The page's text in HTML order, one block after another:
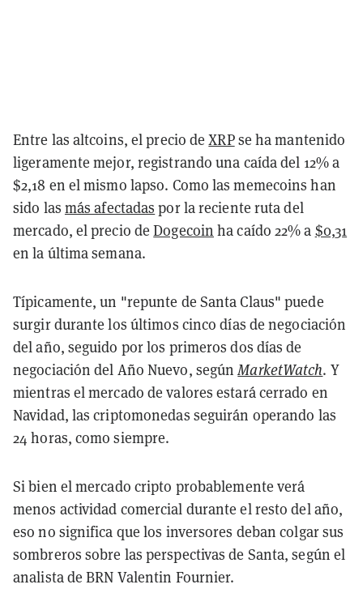
Entre las altcoins, el precio deXRPse ha mantenido
ligeramente mejor, registrando una caída del 12% a
$2,18 en el mismo lapso. Como las memecoins han
sido las más afectadas por la reciente ruta del
mercado, el precio deDogecoin ha caído 22% a $0,31
en la última semana.
Típicamente, un "repunte de Santa Claus" puede
surgir durante los últimos cinco días de negociación
del año, seguido por los primeros dos días de
negociación del Año Nuevo, segúnMarketWatch. Y
mientras el mercado de valores estará cerrado en
Navidad, las criptomonedas seguirán operando las
24 horas, como siempre.
Si bien el mercado cripto probablemente verá
menos actividad comercial durante el resto del año,
eso no significa que los inversores deban colgar sus
sombreros sobre las perspectivas de Santa, según el
analista de BRN Valentin Fournier.